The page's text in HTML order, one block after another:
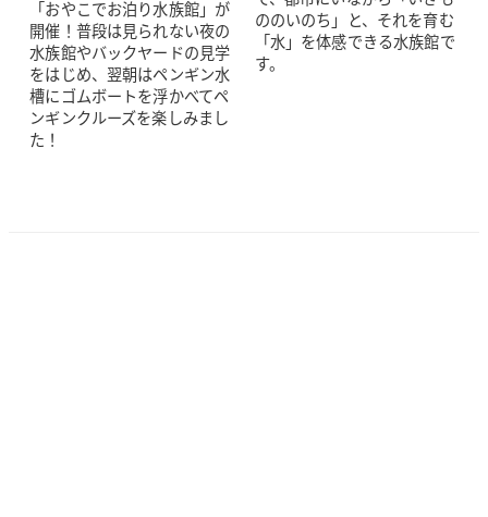
「おやこでお泊り水族館」が
開催！普段は見られない夜の
水族館やバックヤードの見学
をはじめ、翌朝はペンギン水
槽にゴムボートを浮かべてペ
ンギンクルーズを楽しみまし
た！
ののいのち」と、それを育む
「水」を体感できる水族館で
す。